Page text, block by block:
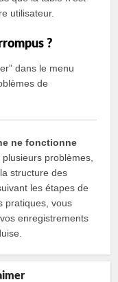
utilisateur.
?
dans le menu
de
ne fonctionne
problèmes,
structure des
les étapes de
pratiques, vous
enregistrements